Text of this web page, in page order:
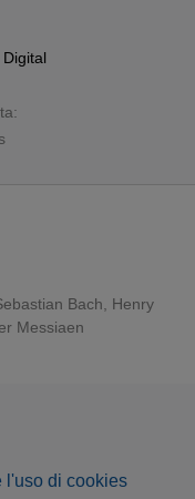
Digital
Bach
Henry
Messiaen
l'uso di cookies